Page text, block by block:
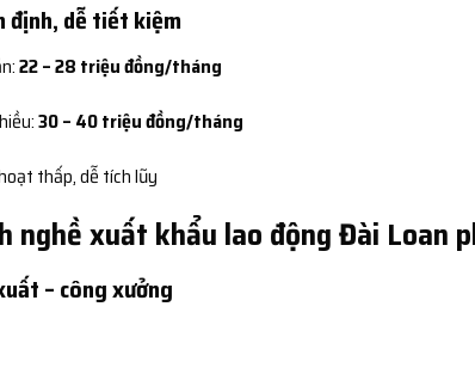
định, dễ tiết kiệm
22 – 28 triệu đồng/tháng
30 – 40 triệu đồng/tháng
thấp, dễ tích lũy
nghề xuất khẩu lao động Đài Loan
– công xưởng